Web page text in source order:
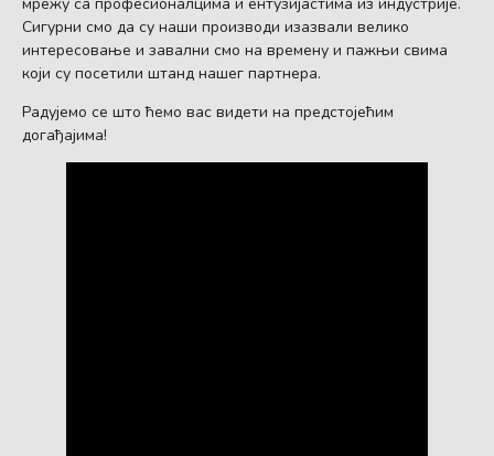
Сигурни смо да су наши производи изазвали велико
интересовање и заһвални смо на времену и пажњи свима
који су посетили штанд нашег партнера.
Радујемо се што ћемо вас видети на предстојећим
догађајима!